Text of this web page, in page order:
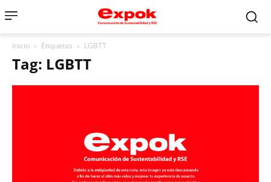
Inicio Etiquetas LGBTT
Tag: LGBTT